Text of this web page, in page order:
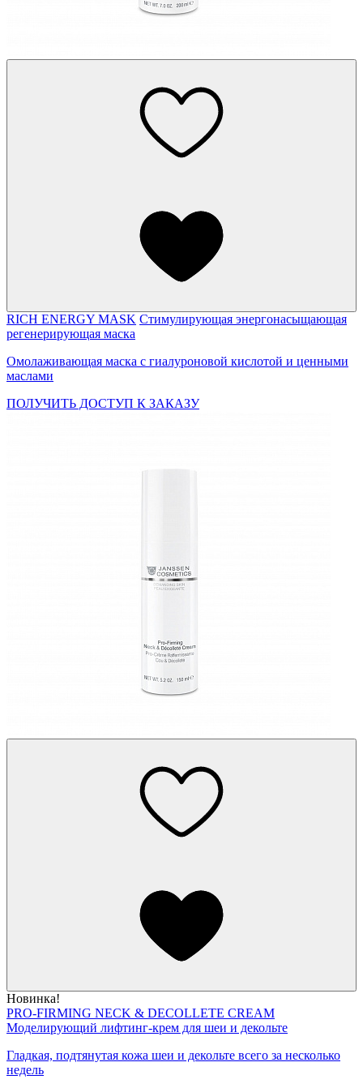
RICH ENERGY MASK Стимулирующая энергонасыщающая
регенерирующая маска
Омолаживающая маска c гиалуроновой кислотой и ценными
маслами
ПОЛУЧИТЬ ДОСТУП К ЗАКАЗУ
Новинка!
PRO-FIRMING NECK & DECOLLETE CREAM
Моделирующий лифтинг-крем для шеи и декольте
Гладкая, подтянутая кожа шеи и декольте всего за несколько
недель